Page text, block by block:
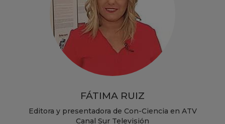
FÁTIMA RUIZ
Editora y presentadora de Con-Ciencia en ATV
Canal Sur Televisión